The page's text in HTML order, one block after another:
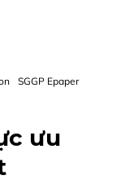
SGGP Epaper
ưu